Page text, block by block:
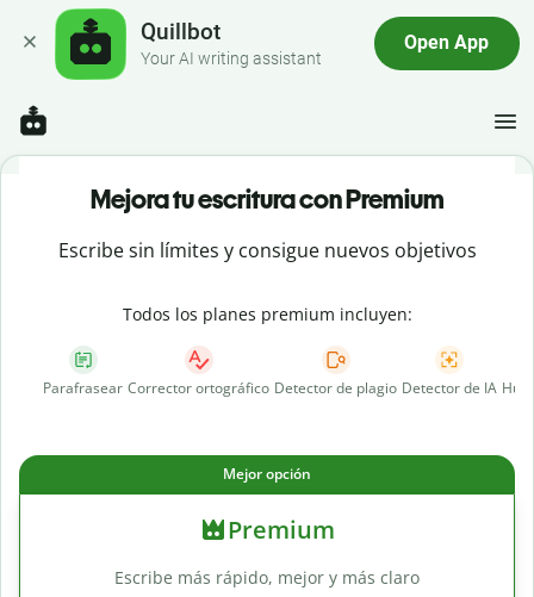
Quillbot
Your AI writing assistant
Open App
Mejora tu escritura con Premium
Escribe sin límites y consigue nuevos objetivos
Todos los planes premium incluyen:
Parafrasear Corrector ortográfico Detector de plagio Detector de IA
Mejor opción
Premium
Escribe más rápido, mejor y más claro